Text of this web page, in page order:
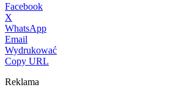
Facebook
X
WhatsApp
Email
Wydrukować
Copy URL
Reklama